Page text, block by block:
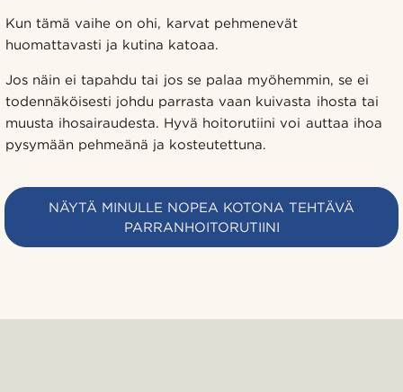
Kun tämä vaihe on ohi, karvat pehmenevät
huomattavasti ja kutina katoaa.
Jos näin ei tapahdu tai jos se palaa myöhemmin, se ei
todennäköisesti johdu parrasta vaan kuivasta ihosta tai
muusta ihosairaudesta. Hyvä hoitorutiini voi auttaa ihoa
pysymään pehmeänä ja kosteutettuna.
NÄYTÄ MINULLE NOPEA KOTONA TEHTÄVÄ
PARRANHOITORUTIINI